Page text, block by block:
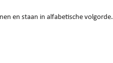
en staan in alfabetische volgorde.